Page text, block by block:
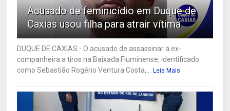
Acusado de feminicídio em Duque de
Caxias usou filha para atrair vítima
DUQUE DE CAXIAS - O acusado de assassinar a ex-
companheira a tiros na Baixada Fluminense, identificado
como Sebastião Rogério Ventura Costa,... Leia Mais